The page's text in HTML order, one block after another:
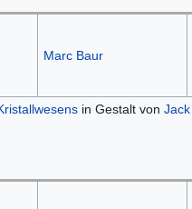
Marc Baur
in Gestalt von